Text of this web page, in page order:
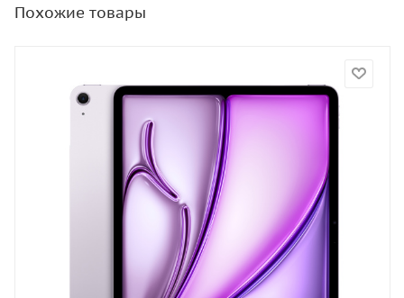
Похожие товары